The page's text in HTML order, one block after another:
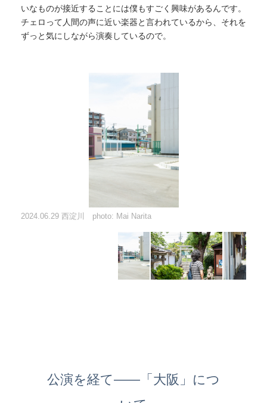
いなものが接近することには僕もすごく興味があるんです。
チェロって人間の声に近い楽器と言われているから、それを
ずっと気にしながら演奏しているので。
2024.06.29 西淀川 photo: Mai Narita
2024.06.29 西淀川 photo: Mai Narita
2024.06.29 西淀川 photo: Mai Narita
2024.06.29 西淀川 photo: Mai Narita
2024.06.29 西淀川 photo: Mai Narita
2024.06.29 西淀川 photo: Mai Narita
2024.06.29 西淀川 photo: Mai Narita
2024.06.29 西淀川 photo: Mai Narita
2024.06.29 西淀川 photo: Mai Narita
2024.06.29 西淀川 photo: Mai Narita
2024.06.29 西淀川 photo: Mai Narita
2024.06.29 西淀川 photo: Mai Narita
2024.06.29 西淀川 photo: Mai Narita
2024.06.29 西淀川 photo: Mai Narita
2024.06.29 西淀川 photo: Mai Narita
2024.06.29 西淀川 photo: Mai Narita
2024.06.29 西淀川 photo: Mai Narita
2024.06.29 西淀川 photo: Mai Narita
2024.06.29 北加賀屋 photo: Mai Narita
2024.06.29 北加賀屋 photo: Mai Narita
2024.06.29 北加賀屋 photo: Mai Narita
2024.06.29 北加賀屋 photo: Mai Narita
2024.06.29 北加賀屋 photo: Mai Narita
2024.06.29 北加賀屋 photo: Mai Narita
2024.06.29 北加賀屋 photo: Mai Narita
2024.06.29 北加賀屋 photo: Mai Narita
2024.06.29 北加賀屋 photo: Mai Narita
2024.06.29 北加賀屋 photo: Mai Narita
2024.06.29 北加賀屋 photo: Mai Narita
2024.06.29 北加賀屋 photo: Mai Narita
2024.06.29 北加賀屋 photo: Mai Narita
2024.06.29 北加賀屋 photo: Mai Narita
2024.06.29 北加賀屋 photo: Mai Narita
2024.06.29 北加賀屋 photo: Mai Narita
2024.06.29 北加賀屋 photo: Mai Narita
2024.06.29 北加賀屋 photo: Mai Narita
2024.06.29 北加賀屋 photo: Mai Narita
2024.06.29 北加賀屋 photo: Mai Narita
2024.06.29 北加賀屋 photo: Mai Narita
2024.06.29 北加賀屋 photo: Mai Narita
2024.06.29 北加賀屋 photo: Mai Narita
2024.06.29 北加賀屋 photo: Mai Narita
2024.06.29 北加賀屋 photo: Mai Narita
2024.06.29 北加賀屋 photo: Mai Narita
2024.06.29 北加賀屋 photo: Mai Narita
公演を経て——「大阪」につ